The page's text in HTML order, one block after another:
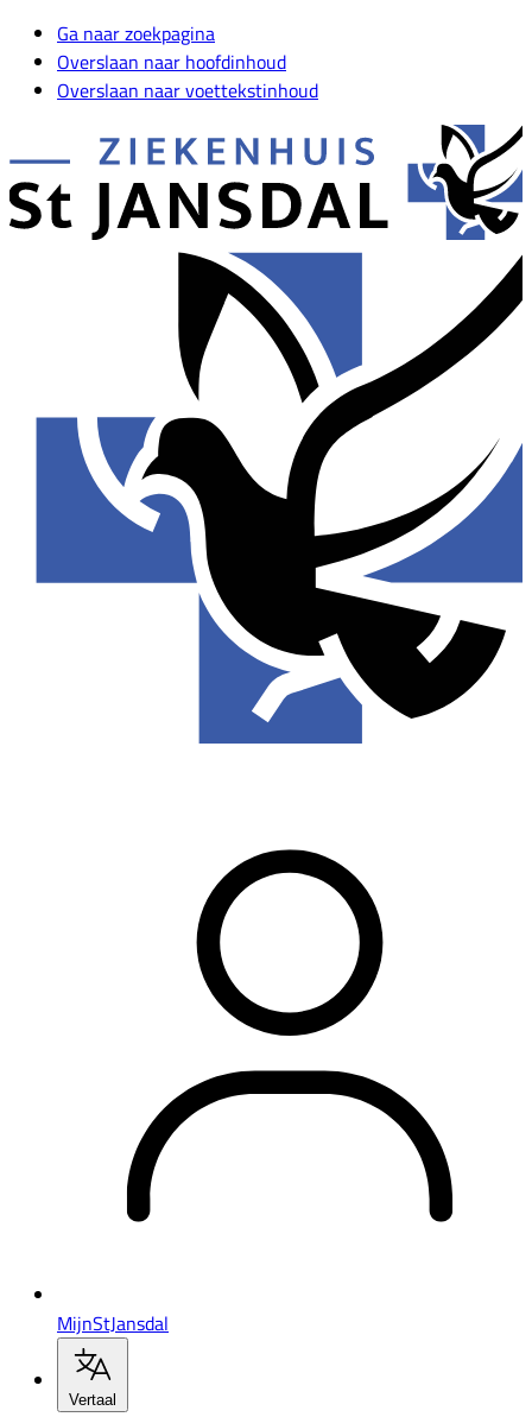
Ga naar zoekpagina
Overslaan naar hoofdinhoud
Overslaan naar voettekstinhoud
MijnStJansdal
Vertaal